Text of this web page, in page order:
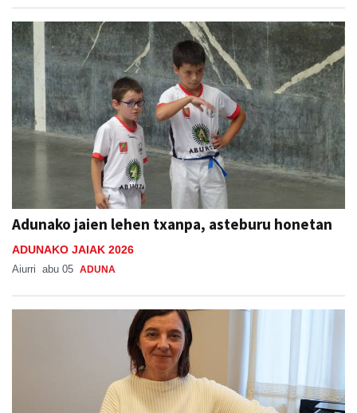
Adunako jaien lehen txanpa, asteburu honetan
ADUNAKO JAIAK 2026
Aiurri abu 05 ADUNA